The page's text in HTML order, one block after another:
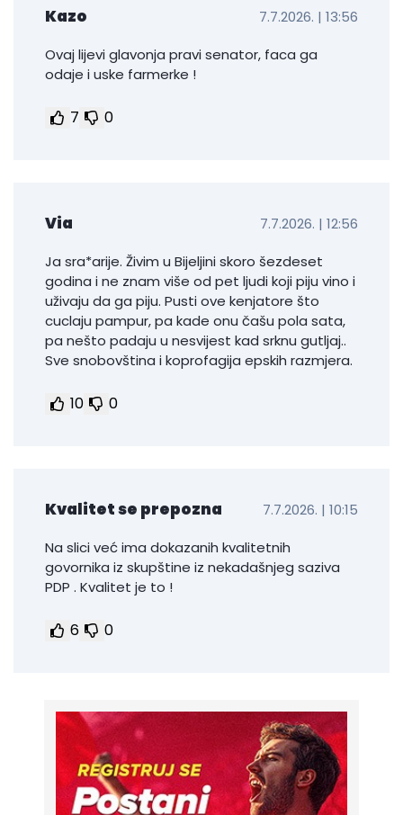
Kazo
7.7.2026. | 13:56
Ovaj lijevi glavonja pravi senator, faca ga
odaje i uske farmerke !
7 0
Via
7.7.2026. | 12:56
Ja sra*arije. Živim u Bijeljini skoro šezdeset
godina i ne znam više od pet ljudi koji piju vino i
uživaju da ga piju. Pusti ove kenjatore što
cuclaju pampur, pa kade onu čašu pola sata,
pa nešto padaju u nesvijest kad srknu gutljaj..
Sve snobovština i koprofagija epskih razmjera.
10 0
Kvalitet se prepozna
7.7.2026. | 10:15
Na slici već ima dokazanih kvalitetnih
govornika iz skupštine iz nekadašnjeg saziva
PDP . Kvalitet je to !
6 0